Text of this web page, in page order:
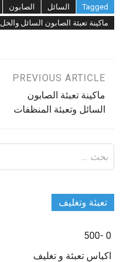
Tagged السائل الصابون
ماكينة تعبئة الصابون السائل والخل
تصفّح
المقالات
PREVIOUS ARTICLE
ماكينة تعبئة الصابون
السائل وتعبئة المنظفات
عن:
تعبئة وتغليف
0 -500
اكياس تعبئة و تغليف